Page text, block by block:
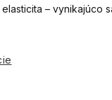
elasticita – vynikajúco